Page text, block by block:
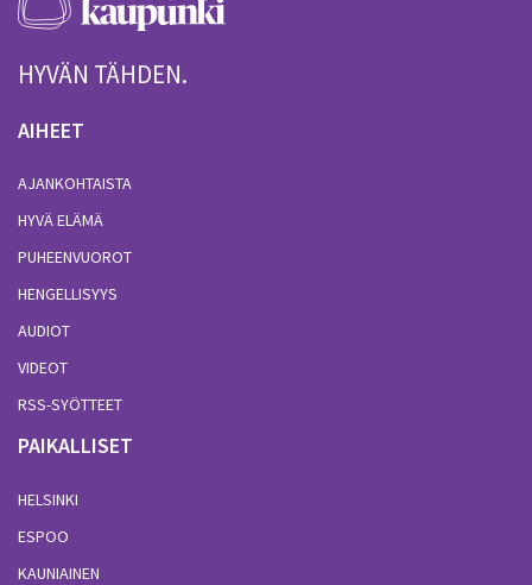
HYVÄN TÄHDEN.
AIHEET
AJANKOHTAISTA
HYVÄ ELÄMÄ
PUHEENVUOROT
HENGELLISYYS
AUDIOT
VIDEOT
RSS-SYÖTTEET
PAIKALLISET
HELSINKI
ESPOO
KAUNIAINEN